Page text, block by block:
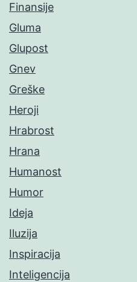
Finansije
Gluma
Glupost
Gnev
Greške
Heroji
Hrabrost
Hrana
Humanost
Humor
Ideja
Iluzija
Inspiracija
Inteligencija